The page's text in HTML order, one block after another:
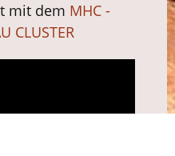
mit dem MHC -
CLUSTER